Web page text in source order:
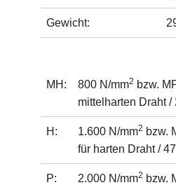
Gewicht:
MH: 800 N/mm2 bzw.
mittelharten Draht /
H: 1.600 N/mm2 bzw.
für harten Draht /
P: 2.000 N/mm2 bzw.